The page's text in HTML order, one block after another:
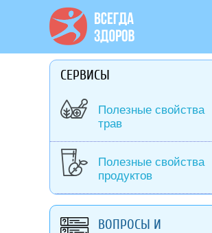
СЕРВИСЫ
Полезные свойства
трав
Полезные свойства
продуктов
ВОПРОСЫ И